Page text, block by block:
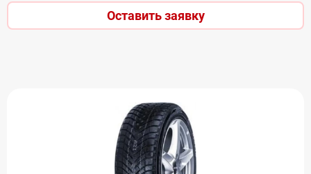
Оставить заявку